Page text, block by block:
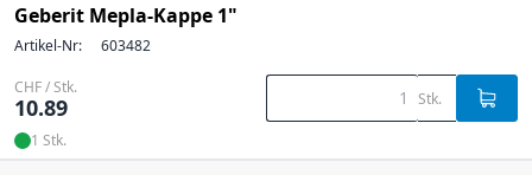
Geberit Mepla-Kappe 1"
Artikel-Nr: 603482
CHF / Stk.
10.89 Stk.
1 Stk.